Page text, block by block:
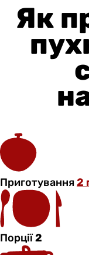
Як
Приготування2
Порції2